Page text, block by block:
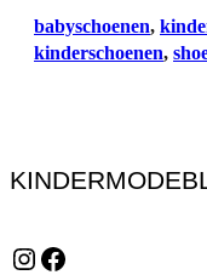
babyschoenen,
kinderschoenen,
Instagram Facebook